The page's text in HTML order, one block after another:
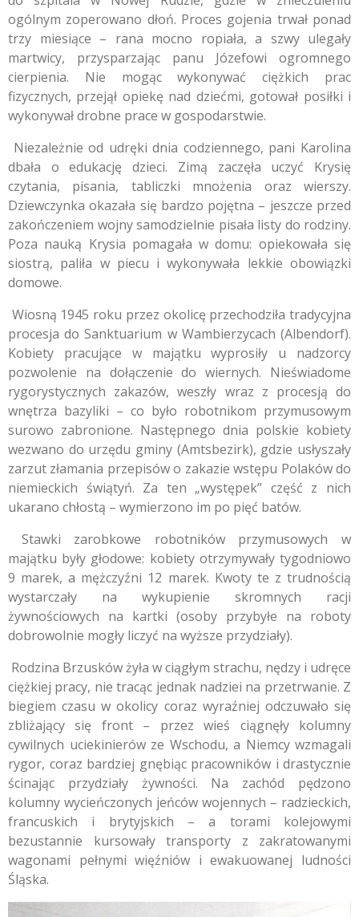
ogólnym zoperowano dłoń. Proces gojenia trwał ponad
trzy miesiące – rana mocno ropiała, a szwy ulegały
martwicy, przysparzając panu Józefowi ogromnego
cierpienia. Nie mogąc wykonywać ciężkich prac
fizycznych, przejął opiekę nad dziećmi, gotował posiłki i
wykonywał drobne prace w gospodarstwie.
Niezależnie od udręki dnia codziennego, pani Karolina
dbała o edukację dzieci. Zimą zaczęła uczyć Krysię
czytania, pisania, tabliczki mnożenia oraz wierszy.
Dziewczynka okazała się bardzo pojętna – jeszcze przed
zakończeniem wojny samodzielnie pisała listy do rodziny.
Poza nauką Krysia pomagała w domu: opiekowała się
siostrą, paliła w piecu i wykonywała lekkie obowiązki
domowe.
Wiosną 1945 roku przez okolicę przechodziła tradycyjna
procesja do Sanktuarium w Wambierzycach (Albendorf).
Kobiety pracujące w majątku wyprosiły u nadzorcy
pozwolenie na dołączenie do wiernych. Nieświadome
rygorystycznych zakazów, weszły wraz z procesją do
wnętrza bazyliki – co było robotnikom przymusowym
surowo zabronione. Następnego dnia polskie kobiety
wezwano do urzędu gminy (Amtsbezirk), gdzie usłyszały
zarzut złamania przepisów o zakazie wstępu Polaków do
niemieckich świątyń. Za ten „występek” część z nich
ukarano chłostą – wymierzono im po pięć batów.
Stawki zarobkowe robotników przymusowych w
majątku były głodowe: kobiety otrzymywały tygodniowo
9 marek, a mężczyźni 12 marek. Kwoty te z trudnością
wystarczały na wykupienie skromnych racji
żywnościowych na kartki (osoby przybyłe na roboty
dobrowolnie mogły liczyć na wyższe przydziały).
Rodzina Brzusków żyła w ciągłym strachu, nędzy i udręce
ciężkiej pracy, nie tracąc jednak nadziei na przetrwanie. Z
biegiem czasu w okolicy coraz wyraźniej odczuwało się
zbliżający się front – przez wieś ciągnęły kolumny
cywilnych uciekinierów ze Wschodu, a Niemcy wzmagali
rygor, coraz bardziej gnębiąc pracowników i drastycznie
ścinając przydziały żywności. Na zachód pędzono
kolumny wycieńczonych jeńców wojennych – radzieckich,
francuskich i brytyjskich – a torami kolejowymi
bezustannie kursowały transporty z zakratowanymi
wagonami pełnymi więźniów i ewakuowanej ludności
Śląska.